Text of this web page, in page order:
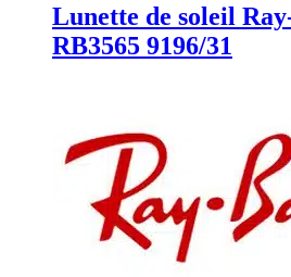
Lunette de soleil
RB3565 9196/31